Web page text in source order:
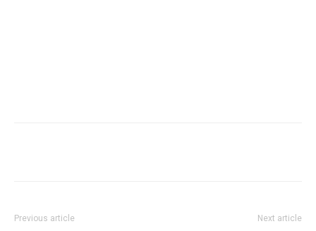
Previous article Next article